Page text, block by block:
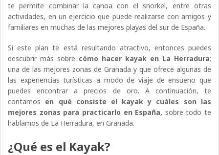
te permite combinar la canoa con el snorkel, entre otras
actividades, en un ejercicio que puede realizarse con amigos y
familiares en muchas de las mejores playas del sur de España.
Si este plan te está resultando atractivo, entonces puedes
descubrir más sobre cómo hacer kayak en La Herradura;
una de las mejores zonas de Granada y que ofrece algunas de
las experiencias turísticas a modo de viaje de ensueño que
puedes encontrar a precios de oro. A continuación, te
contamos en qué consiste el kayak y cuáles son las
mejores zonas para practicarlo en España, sobre todo te
hablamos de La Herradura, en Granada.
¿Qué es el Kayak?